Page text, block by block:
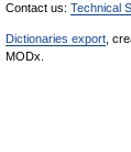
Contact us: Technical
Dictionaries export ,
MODx.